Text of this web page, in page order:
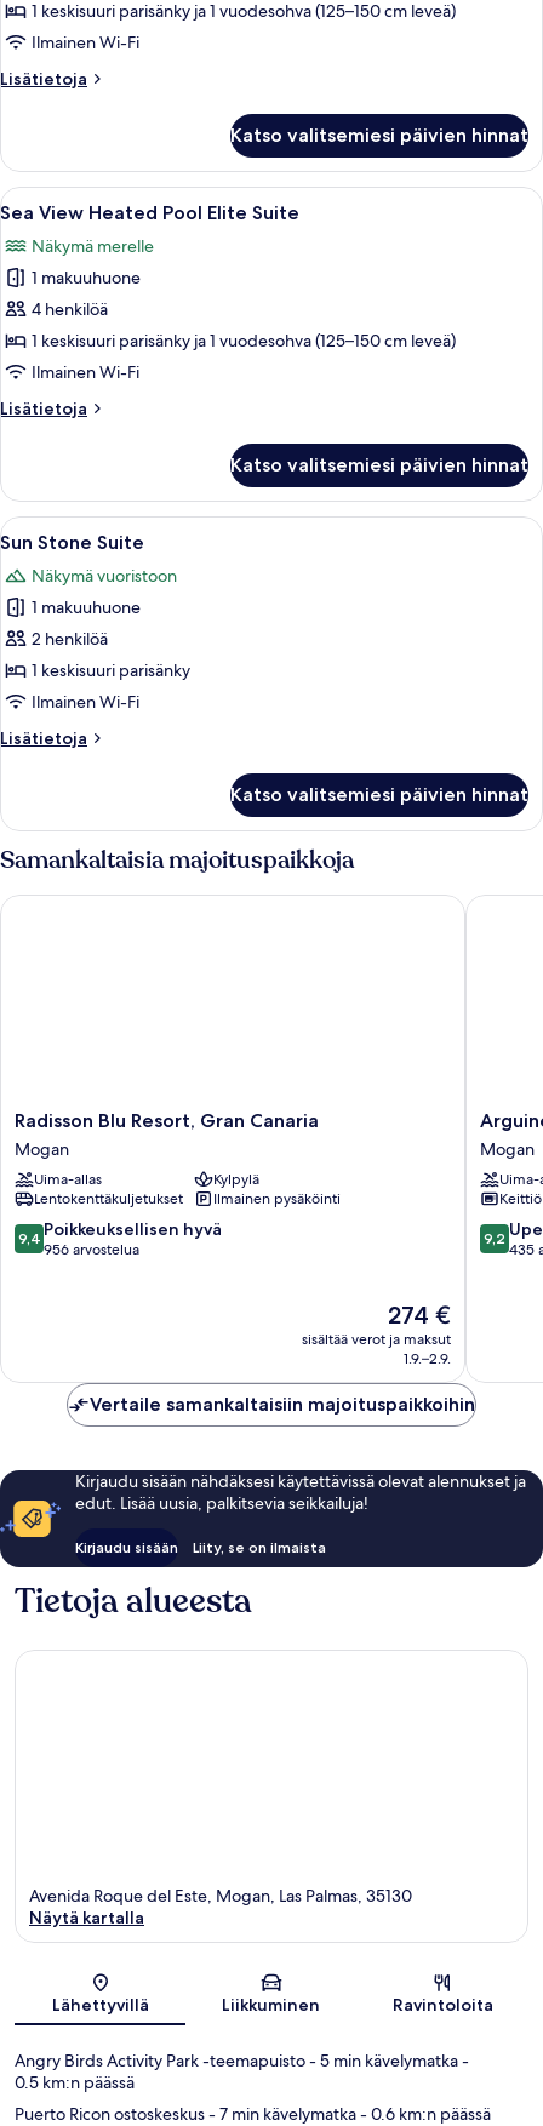
Jacuzzi
Privilege
kuvat
1 keskisuuri parisänky ja 1 vuodesohva (125–150 cm leveä)
Ilmainen Wi-Fi
Lisätietoja
Lisätietoja
Jacuzzi
Privilege
Suite
Katso valitsemiesi päivien hinnat
Avaa
kaikki
huonetyypin
Sea
View
Heated
Pool
Suite
Moderni ulkouima-allasalue, jossa
17
Sea View Heated Pool Elite Suite
Näkymä merelle
1 makuuhuone
4 henkilöä
1 keskisuuri parisänky ja 1 vuodesohva (125–150 cm leveä)
Ilmainen Wi-Fi
Lisätietoja
Lisätietoja
Heated
Pool
Elite
Katso valitsemiesi päivien hinnat
Avaa
kaikki
huonetyypin
Sun
Stone
Suite
kuvat
Terassi, jolla on pöytä, kaksi viinilasia
12
Sun Stone Suite
Näkymä vuoristoon
1 makuuhuone
2 henkilöä
1 keskisuuri parisänky
Ilmainen Wi-Fi
Lisätietoja
Lisätietoja
Suite
Katso valitsemiesi päivien hinnat
Samankaltaisia majoituspaikkoja
Radisson
Blu
Resort,
Gran
Canaria
Mogan
Radisson Blu Resort, Gran Canaria
Mogan
Uima-allas
Kylpylä
Lentokenttäkuljetukset
Ilmainen pysäköinti
9.4
kautta
9,4 Poikkeuksellisen hyvä
956 arvostelua
Hinta
on
274 €
274 €
sisältää verot ja maksut
1.9.–2.9.
Radisson Blu Resort, Gran Canaria
Park
By
Servatur
VV
Mogan
Mogan
Uima-
Keittiö
9.2
kautta
9,2
435
Vertaile samankaltaisiin majoituspaikkoihin
Kirjaudu sisään nähdäksesi käytettävissä olevat alennukset ja
edut. Lisää uusia, palkitsevia seikkailuja!
Kirjaudu sisään Liity, se on ilmaista
Tietoja alueesta
Kartta
Avenida Roque del Este, Mogan, Las Palmas, 35130
Näytä kartalla
Lähettyvillä Liikkuminen Ravintoloita
Angry Birds Activity Park -teemapuisto- 5 min kävelymatka-
0.5 km:n päässä
Puerto Ricon ostoskeskus- 7 min kävelymatka- 0.6 km:n päässä